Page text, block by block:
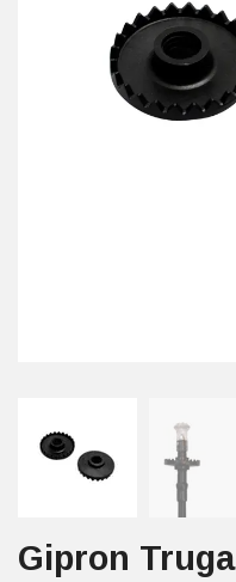
Gipron Truga